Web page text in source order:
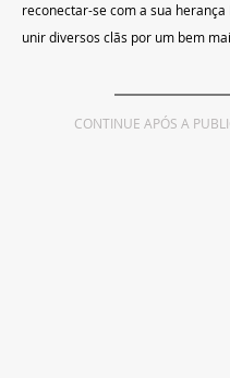
reconectar-se com a sua
unir diversos clãs por um bem
CONTINUE APÓS A